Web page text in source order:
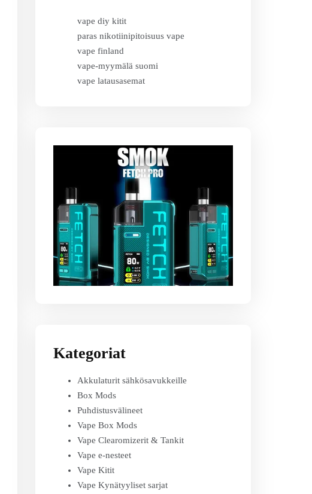
vape diy kitit
paras nikotiinipitoisuus vape
vape finland
vape-myymälä suomi
vape latausasemat
Kategoriat
Akkulaturit sähkösavukkeille
Box Mods
Puhdistusvälineet
Vape Box Mods
Vape Clearomizerit & Tankit
Vape e-nesteet
Vape Kitit
Vape Kynätyyliset sarjat